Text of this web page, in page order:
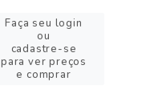
Faça seu login
ou
cadastre-se
para ver preços
e comprar